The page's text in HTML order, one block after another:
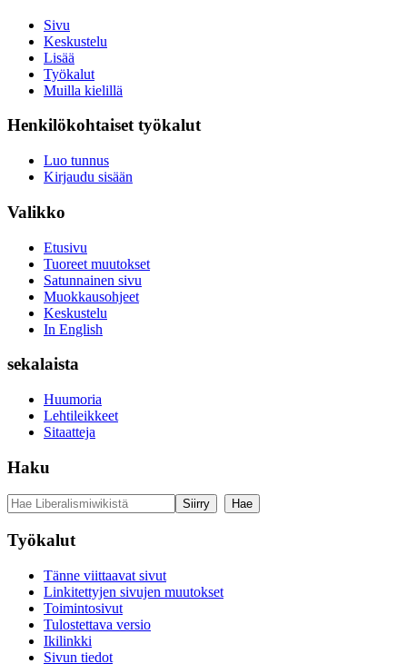
Sivu
Keskustelu
Lisää
Työkalut
Muilla kielillä
Henkilökohtaiset työkalut
Luo tunnus
Kirjaudu sisään
Valikko
Etusivu
Tuoreet muutokset
Satunnainen sivu
Muokkausohjeet
Keskustelu
In English
sekalaista
Huumoria
Lehtileikkeet
Sitaatteja
Haku
Työkalut
Tänne viittaavat sivut
Linkitettyjen sivujen muutokset
Toimintosivut
Tulostettava versio
Ikilinkki
Sivun tiedot